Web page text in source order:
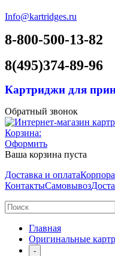
Info@kartridges.ru
8-800-500-13-82
8(495)374-89-96
Картриджи для
Обратный звонок
Корзина:
Оформить
Ваша корзина пуста
Доставка и оплата
КонтактыСамовывоз
Главная
Оригинальные
-